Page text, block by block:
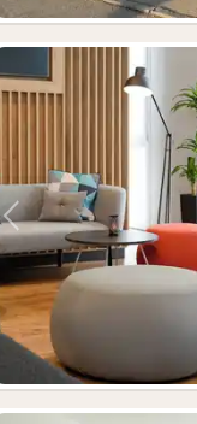
Vorheriges Bild